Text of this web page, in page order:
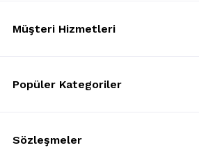
Müşteri Hizmetleri
Popüler Kategoriler
Sözleşmeler